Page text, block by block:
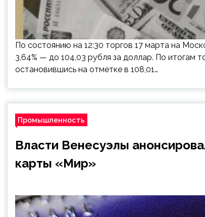
По состоянию на 12:30 торгов 17 марта на
3,64% — до 104,03 рубля за доллар. По итогам
остановившись на отметке в 108,01…
Промышленность
Власти Венесуэлы
карты «Мир»